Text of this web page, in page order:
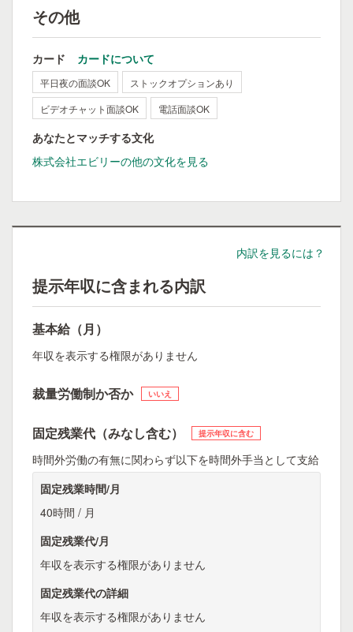
その他
カード カードについて
平日夜の面談OK
ストックオプションあり
ビデオチャット面談OK
電話面談OK
あなたとマッチする文化
株式会社エビリーの他の文化を見る
内訳を見るには？
提示年収に含まれる内訳
基本給（月）
年収を表示する権限がありません
裁量労働制か否か いいえ
固定残業代（みなし含む） 提示年収に含む
時間外労働の有無に関わらず以下を時間外手当として支給
固定残業時間/月
40時間 / 月
固定残業代/月
年収を表示する権限がありません
固定残業代の詳細
年収を表示する権限がありません